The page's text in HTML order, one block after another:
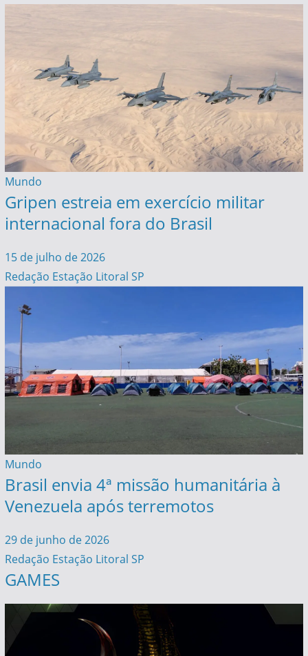
Mundo
Gripen estreia em exercício militar
internacional fora do Brasil
15 de julho de 2026
Redação Estação Litoral SP
Mundo
Brasil envia 4ª missão humanitária à
Venezuela após terremotos
29 de junho de 2026
Redação Estação Litoral SP
GAMES